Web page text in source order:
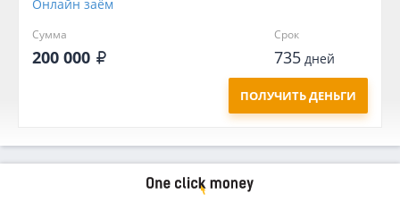
Онлайн заём
Сумма
200 000
Срок
735дней
ПОЛУЧИТЬ ДЕНЬГИ